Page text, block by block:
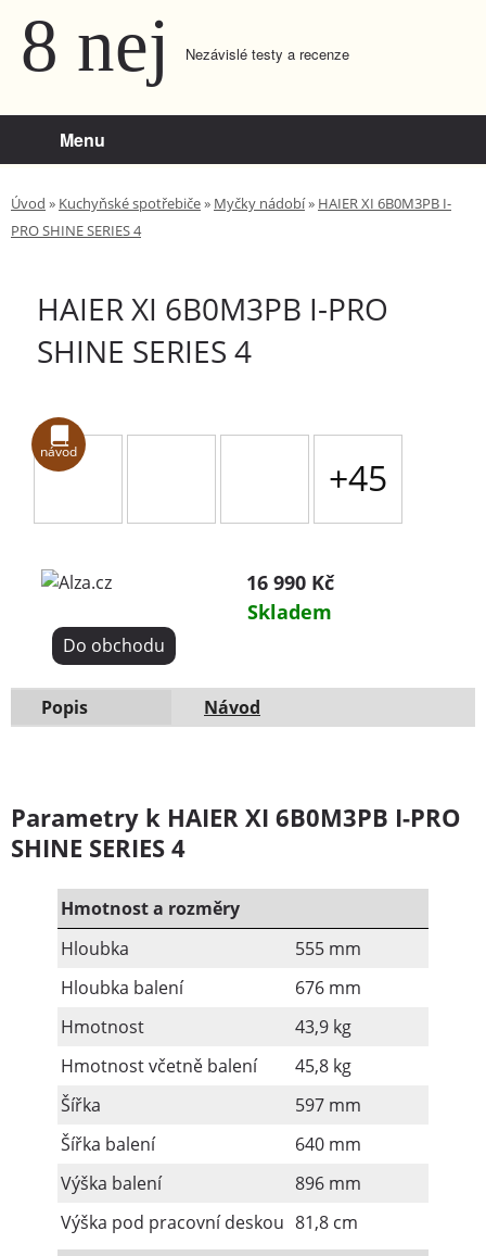
8 nej Nezávislé testy a recenze
Úvod » Kuchyňské spotřebiče» Myčky nádobí» HAIER XI 6B0M3PB I-
PRO SHINE SERIES 4
HAIER XI 6B0M3PB I-PRO
SHINE SERIES 4
návod
+45
16 990 Kč
Skladem
Do obchodu
Popis Návod
Parametry k HAIER XI 6B0M3PB I-PRO
SHINE SERIES 4
Hmotnost a rozměry
Hloubka
555 mm
Hloubka balení
676 mm
Hmotnost
43,9 kg
Hmotnost včetně balení
45,8 kg
Šířka
597 mm
Šířka balení
640 mm
Výška balení
896 mm
Výška pod pracovní deskou 81,8 cm
Menu